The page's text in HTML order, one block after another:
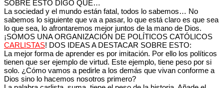
SOBRE ESTO DIGO QUE…
La sociedad y el mundo están fatal, todos lo sabemos… No
sabemos lo siguiente que va a pasar, lo que está claro es que sea
lo que sea, lo afrontaremos mejor juntos de la mano de Dios.
¡SOMOS UNA ORGANIZACIÓN DE POLÍTICOS CATÓLICOS
CARLISTAS! DOS IDEAS A DESTACAR SOBRE ESTO:
La mejor forma de aprender es por imitación. Por ello los políticos
tienen que ser ejemplo de virtud. Este ejemplo, tiene peso por si
solo. ¿Cómo vamos a pedirle a los demás que vivan conforme a
Dios sino lo hacemos nosotros primero?